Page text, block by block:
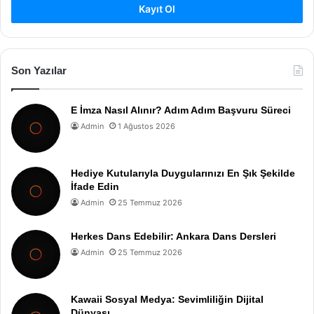
Kayıt Ol
Son Yazılar
E İmza Nasıl Alınır? Adım Adım Başvuru Süreci
Admin 1 Ağustos 2026
Hediye Kutularıyla Duygularınızı En Şık Şekilde
İfade Edin
Admin 25 Temmuz 2026
Herkes Dans Edebilir: Ankara Dans Dersleri
Admin 25 Temmuz 2026
Kawaii Sosyal Medya: Sevimliliğin Dijital